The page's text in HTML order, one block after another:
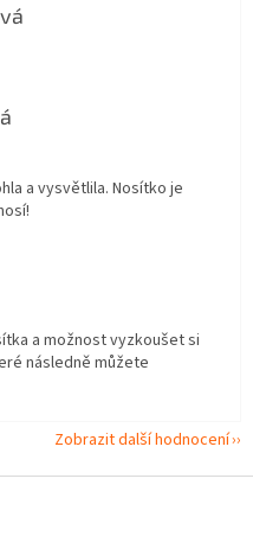
5 z 5 hvězdiček.
5 z 5 hvězdiček.
a vysvětlila. Nosítko je
5 z 5 hvězdiček.
a možnost vyzkoušet si
následně můžete
Zobrazit další hodnocení